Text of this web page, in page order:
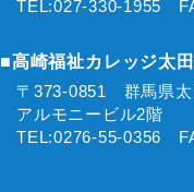
TEL:027-330-1955
■高崎福祉カレッジ太
〒373-0851 群馬県
アルモニービル2階
TEL:0276-55-0356